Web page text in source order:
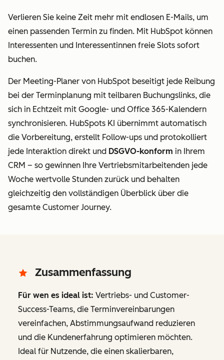
Verlieren Sie keine Zeit mehr mit endlosen E-Mails, um
einen passenden Termin zu finden. Mit HubSpot können
Interessenten und Interessentinnen freie Slots sofort
buchen.
Der Meeting-Planer von HubSpot beseitigt jede Reibung
bei der Terminplanung mit teilbaren Buchungslinks, die
sich in Echtzeit mit Google- und Office 365-Kalendern
synchronisieren. HubSpots KI übernimmt automatisch
die Vorbereitung, erstellt Follow-ups und protokolliert
jede Interaktion direkt und DSGVO-konform in Ihrem
CRM – so gewinnen Ihre Vertriebsmitarbeitenden jede
Woche wertvolle Stunden zurück und behalten
gleichzeitig den vollständigen Überblick über die
gesamte Customer Journey.
Zusammenfassung
Für wen es ideal ist: Vertriebs- und Customer-
Success-Teams, die Terminvereinbarungen
vereinfachen, Abstimmungsaufwand reduzieren
und die Kundenerfahrung optimieren möchten.
Ideal für Nutzende, die einen skalierbaren,